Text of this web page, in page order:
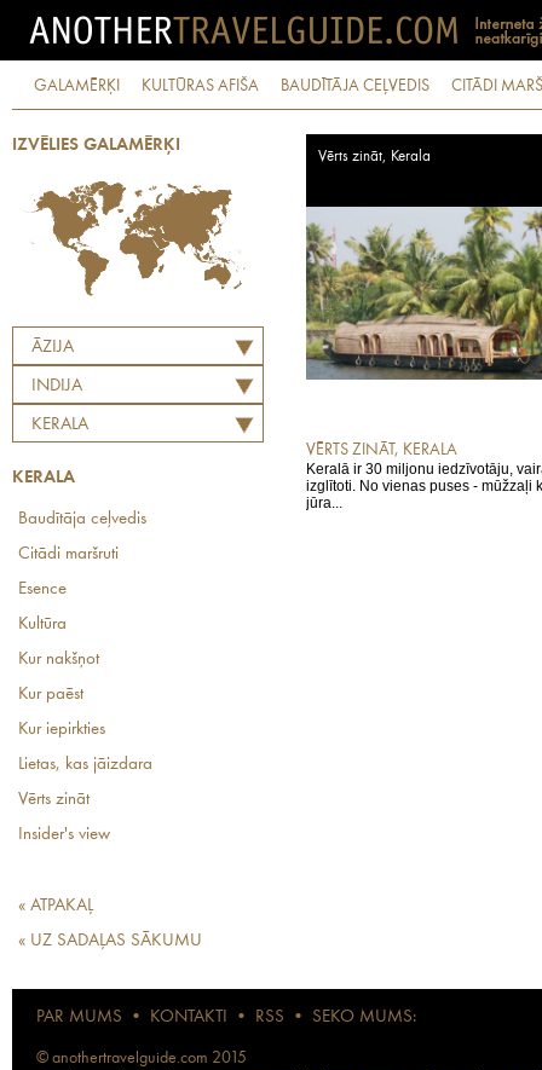
GALAMĒRĶI KULTŪRAS AFIŠA BAUDĪTĀJA CEĻVEDIS CITĀDI
IZVĒLIES GALAMĒRĶI
ĀZIJA
INDIJA
KERALA
KERALA
Baudītāja ceļvedis
Citādi maršruti
Esence
Kultūra
Kur nakšņot
Kur paēst
Kur iepirkties
Lietas, kas jāizdara
Vērts zināt
Insider's view
« ATPAKAĻ
« UZ SADAĻAS SĀKUMU
Vērts zināt, Kerala
VĒRTS ZINĀT, KERALA
Keralā ir 30 miljonu iedzīvotāju,
izglītoti. No vienas puses - mūžzaļi
jūra...
PAR MUMS • KONTAKTI • RSS • SEKO MUMS:
© anothertravelguide.com 2015